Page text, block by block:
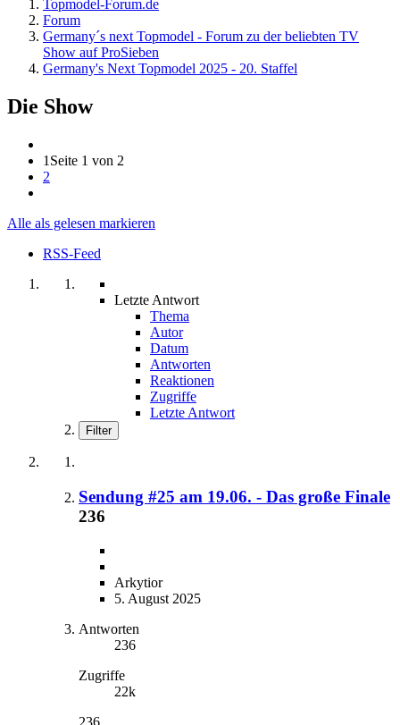
Topmodel-Forum.de
Forum
Germany´s next Topmodel - Forum zu der beliebten TV
Show auf ProSieben
Germany's Next Topmodel 2025 - 20. Staffel
Die Show
1 Seite 1 von 2
2
Alle als gelesen markieren
RSS-Feed
Letzte Antwort
Thema
Autor
Datum
Antworten
Reaktionen
Zugriffe
Letzte Antwort
Filter
Sendung #25 am 19.06. - Das große Finale
236
Arkytior
5. August 2025
Antworten
236
Zugriffe
22k